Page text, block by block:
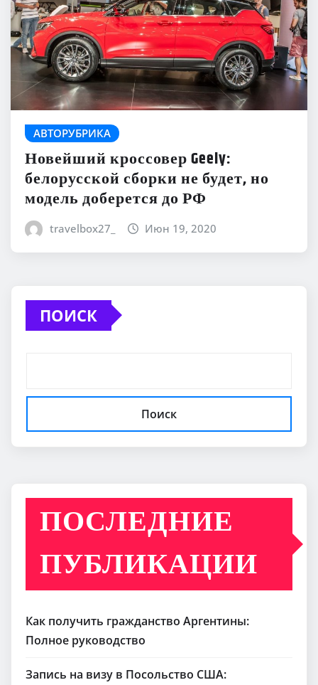
АВТОРУБРИКА
Новейший кроссовер Geely:
белорусской сборки не будет, но
модель доберется до РФ
travelbox27_ Июн 19, 2020
ПОИСК
Поиск
ПОСЛЕДНИЕ
ПУБЛИКАЦИИ
Как получить гражданство Аргентины:
Полное руководство
Запись на визу в Посольство США: